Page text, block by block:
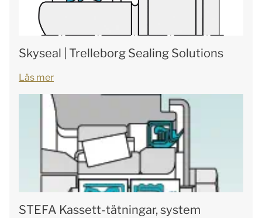
Skyseal | Trelleborg Sealing Solutions
Läs mer
STEFA Kassett-tätningar, system